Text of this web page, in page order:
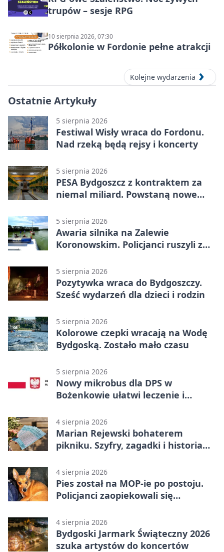
trupów – sesje RPG
10 sierpnia 2026, 07:30
Półkolonie w Fordonie pełne atrakcji
Kolejne wydarzenia
Ostatnie Artykuły
5 sierpnia 2026
Festiwal Wisły wraca do Fordonu.
Nad rzeką będą rejsy i koncerty
5 sierpnia 2026
PESA Bydgoszcz z kontraktem za
niemal miliard. Powstaną nowe
5 sierpnia 2026
Awaria silnika na Zalewie
Koronowskim. Policjanci ruszyli z
5 sierpnia 2026
Pozytywka wraca do Bydgoszczy.
Sześć wydarzeń dla dzieci i rodzin
5 sierpnia 2026
Kolorowe czepki wracają na Wodę
Bydgoską. Zostało mało czasu
5 sierpnia 2026
Nowy mikrobus dla DPS w
Bożenkowie ułatwi leczenie i
4 sierpnia 2026
Marian Rejewski bohaterem
pikniku. Szyfry, zagadki i historia
4 sierpnia 2026
Pies został na MOP-ie po postoju.
Policjanci zaopiekowali się
4 sierpnia 2026
Bydgoski Jarmark Świąteczny 2026
szuka artystów do koncertów